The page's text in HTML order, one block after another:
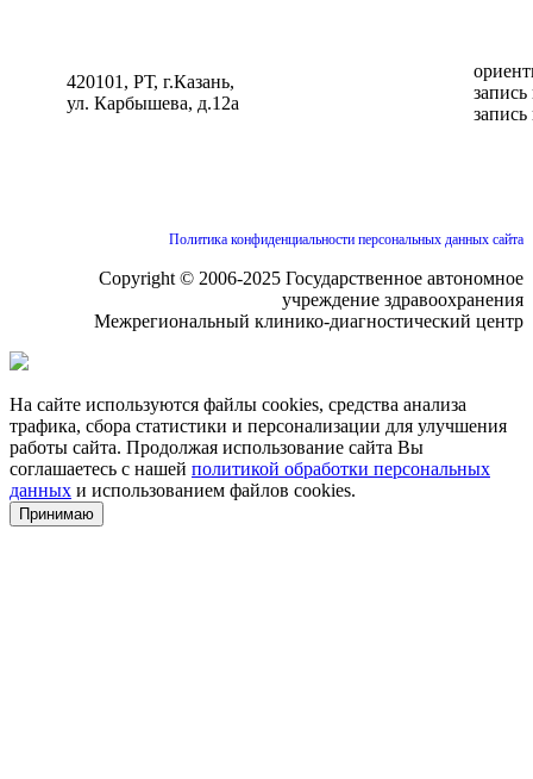
420101, РТ, г.Казань,
ул. Карбышева, д.12а
Политика конфиденциальности персональных данных сайта
Copyright © 2006-2025 Государственное автономное
учреждение здравоохранения
Межрегиональный клинико-диагностический центр
На сайте используются файлы cookies, средства анализа
трафика, сбора статистики и персонализации для улучшения
работы сайта. Продолжая использование сайта Вы
соглашаетесь с нашей политикой обработки персональных
данных и использованием файлов cookies.
Принимаю